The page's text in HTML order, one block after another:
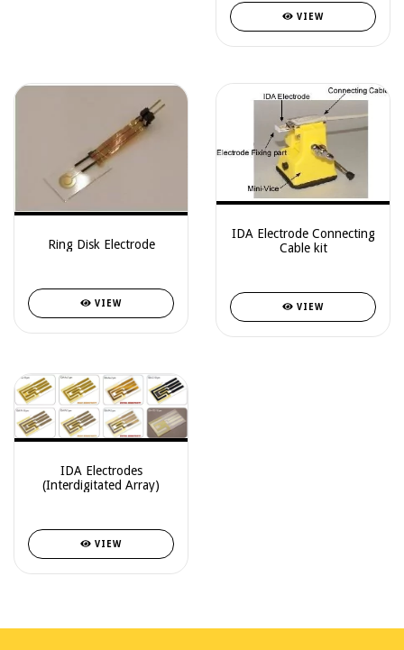
VIEW
Ring Disk Electrode
VIEW
IDA Electrode Connecting
Cable kit
VIEW
IDA Electrodes
(Interdigitated Array)
VIEW